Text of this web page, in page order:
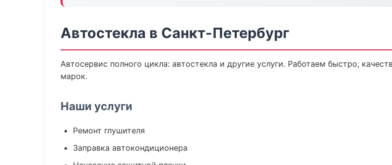
Автостекла в Санкт-Петербург
Автосервис полного цикла: автостекла и другие услуги. Работаем быстро,
марок.
Наши услуги
Ремонт глушителя
Заправка автокондиционера